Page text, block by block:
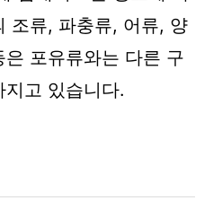
조류, 파충류, 어류, 양
포유류와는 다른 구
고 있습니다.